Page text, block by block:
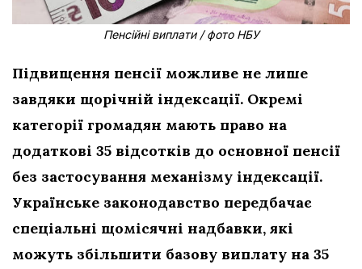
Пенсійні виплати / фото НБУ
Підвищення пенсії можливе не лише
завдяки щорічній індексації. Окремі
категорії громадян мають право на
додаткові 35 відсотків до основної пенсії
без застосування механізму індексації.
Українське законодавство передбачає
спеціальні щомісячні надбавки, які
можуть збільшити базову виплату на 35